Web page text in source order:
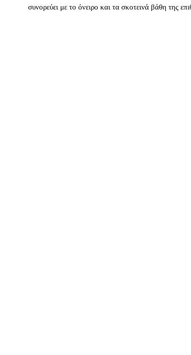
συνορεύει με το όνειρο και τα σκοτεινά βάθη της